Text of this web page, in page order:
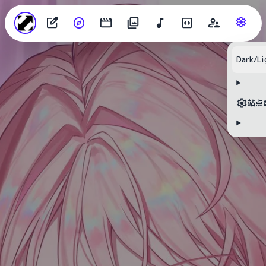
Dark/
站点
目录
无可用标题